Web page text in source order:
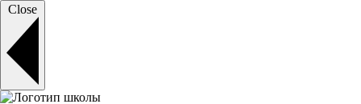
Close